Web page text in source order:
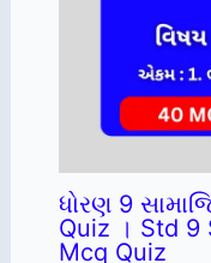
ધોરણ 9
Quiz । Std 9
Mcq Quiz